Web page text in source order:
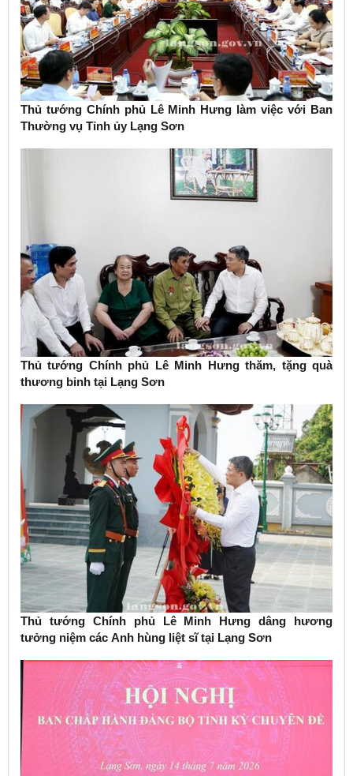
Thủ tướng Chính phủ Lê Minh Hưng làm việc với Ban
Thường vụ Tỉnh ủy Lạng Sơn
Thủ tướng Chính phủ Lê Minh Hưng thăm, tặng quà
thương binh tại Lạng Sơn
Thủ tướng Chính phủ Lê Minh Hưng dâng hương
tưởng niệm các Anh hùng liệt sĩ tại Lạng Sơn